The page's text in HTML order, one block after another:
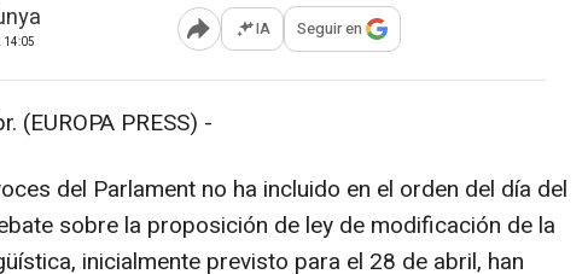
14:05 Abrir opciones para compartir
IA Seguir en
(EUROPA PRESS) -
del Parlament no ha incluido en el orden del día del
sobre la proposición de ley de modificación de la
inicialmente previsto para el 28 de abril, han